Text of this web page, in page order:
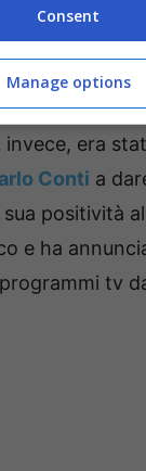
era
Conti a
positività
e ha
tv
Consent
Manage options